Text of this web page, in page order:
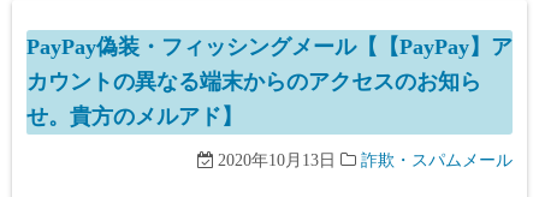
PayPay偽装・フィッシングメール【【PayPay】ア
カウントの異なる端末からのアクセスのお知ら
せ。貴方のメルアド】
2020年10月13日 詐欺・スパムメール